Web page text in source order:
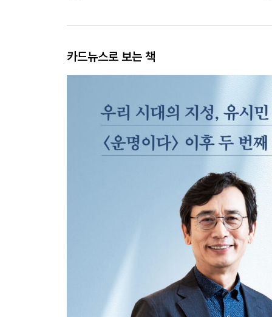
카드뉴스로 보는 책